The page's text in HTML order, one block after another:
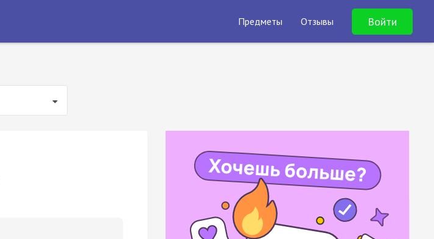
Предметы Отзывы Войти